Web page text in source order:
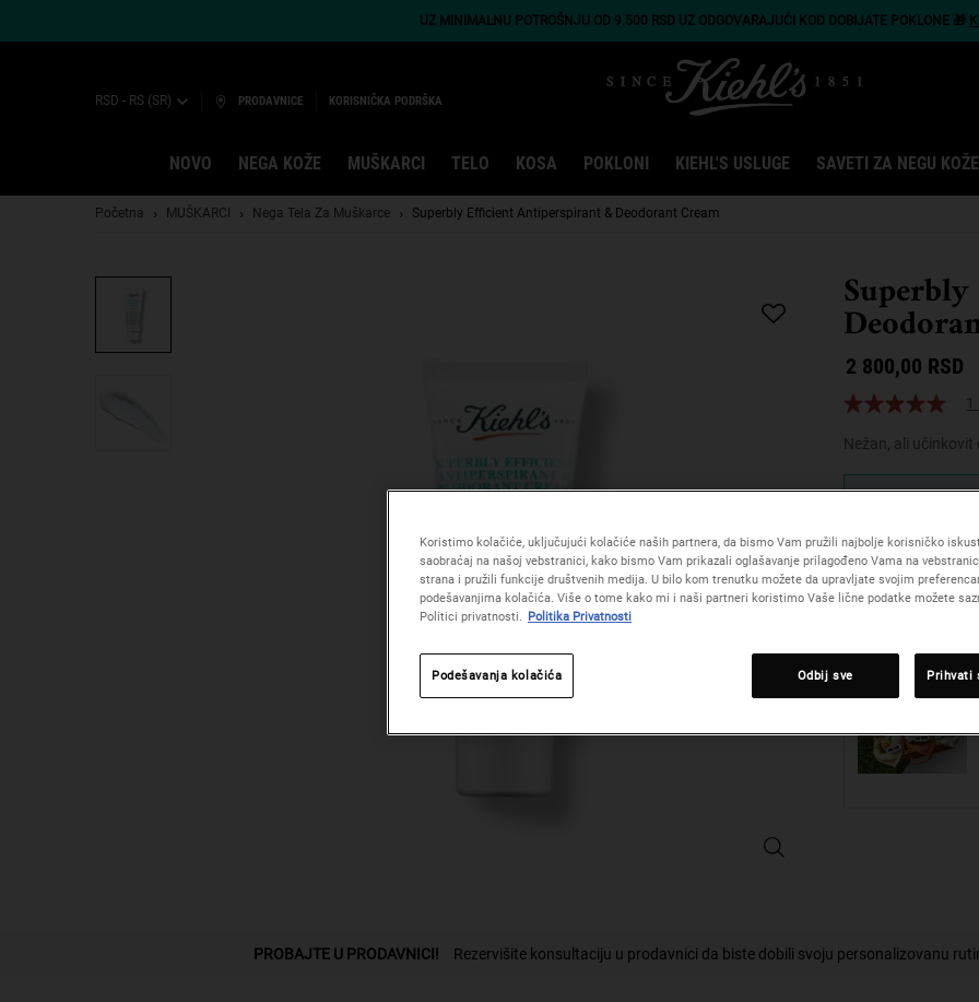
UZ MINIMALNU POTROŠNJU OD 9.500 RSD UZ ODGOVARAJUĆI KOD DOBIJATE POKLONE 🎁
RSD - RS (SR) PRODAVNICE KORISNIČKA PODRŠKA
NOVO NEGA KOŽE MUŠKARCI TELO KOSA POKLONI KIEHL'S USLUGE SAVETI ZA NEGU KOŽE
Početna MUŠKARCI Nega Tela Za Muškarce Superbly Efficient Antiperspirant & Deodorant Cream
2 800,00 RSD
Superbly Efficient Antiperspirant &
Nežan, ali
−
Količina
+
PROBAJTE U PRODAVNICI! Rezervišite konsultaciju u prodavnici da biste dobili svoju personalizovanu
Koristimo kolačiće, uključujući kolačiće naših partnera, da bismo Vam pružili najbolje korisničko
saobraćaj na našoj vebstranici, kako bismo Vam prikazali oglašavanje prilagođeno Vama na
strana i pružili funkcije društvenih medija. U bilo kom trenutku možete da upravljate svojim
podešavanjima kolačića. Više o tome kako mi i naši partneri koristimo Vaše lične podatke možete
Politici privatnosti. Politika Privatnosti
Odbij sve Prihvati
Podešavanja kolačića